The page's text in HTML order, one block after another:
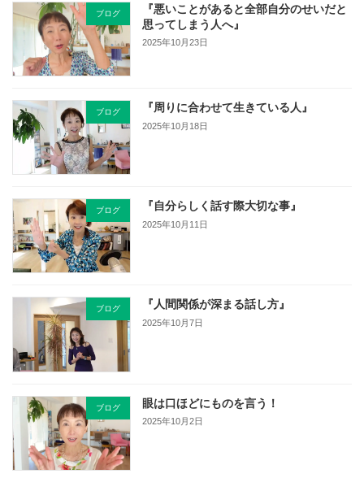
ブログ
『悪いことがあると全部自分のせいだと
思ってしまう人へ』
2025年10月23日
ブログ 『周りに合わせて生きている人』
2025年10月18日
ブログ 『自分らしく話す際大切な事』
2025年10月11日
ブログ 『人間関係が深まる話し方』
2025年10月7日
ブログ 眼は口ほどにものを言う！
2025年10月2日